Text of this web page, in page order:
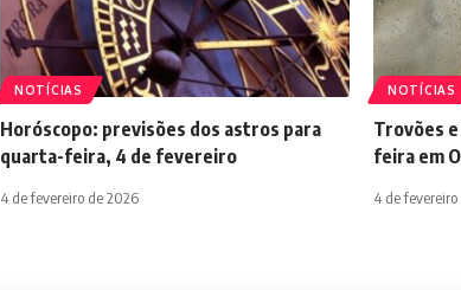
NOTÍCIAS
Horóscopo: previsões dos astros para
quarta-feira, 4 de fevereiro
4 de fevereiro de 2026
NOTÍCIAS
Trovões
feira em
4 de